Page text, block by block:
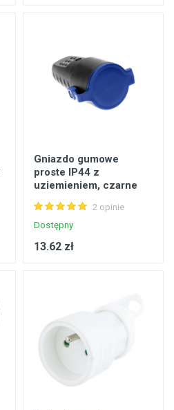
Gniazdo gumowe
proste IP44 z
uziemieniem, czarne
2 opinie
Dostępny
13.62 zł